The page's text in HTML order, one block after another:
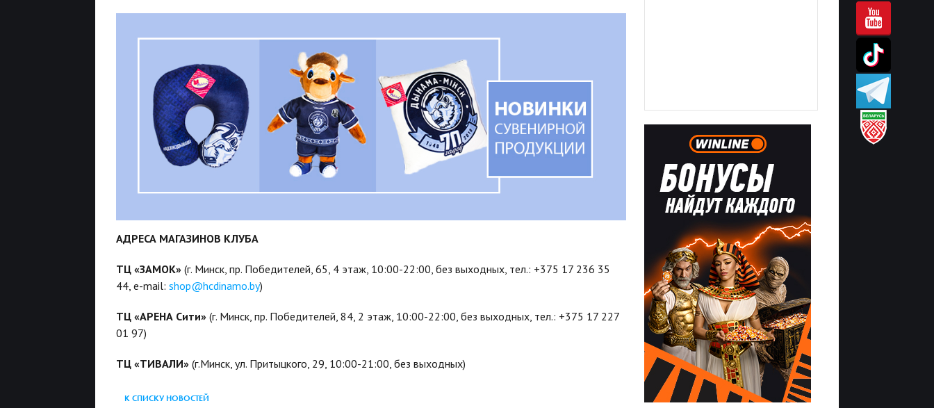
АДРЕСА МАГАЗИНОВ КЛУБА
ТЦ «ЗАМОК» (г. Минск, пр. Победителей, 65, 4 этаж, 10:00-22:00, без выходных, тел.: +375 17 236 35
44, e-mail: shop@hcdinamo.by)
ТЦ «АРЕНА Сити» (г. Минск, пр. Победителей, 84, 2 этаж, 10:00-22:00, без выходных, тел.: +375 17 227
01 97)
ТЦ «ТИВАЛИ» (г.Минск, ул. Притыцкого, 29, 10:00-21:00, без выходных)
К СПИСКУ НОВОСТЕЙ